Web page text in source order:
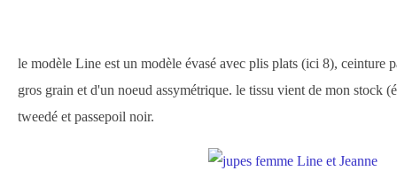
le modèle Line est un modèle évasé avec plis plats (ici 8), ceinture
gros grain et d'un noeud assymétrique. le tissu vient de mon stock
tweedé et passepoil noir.